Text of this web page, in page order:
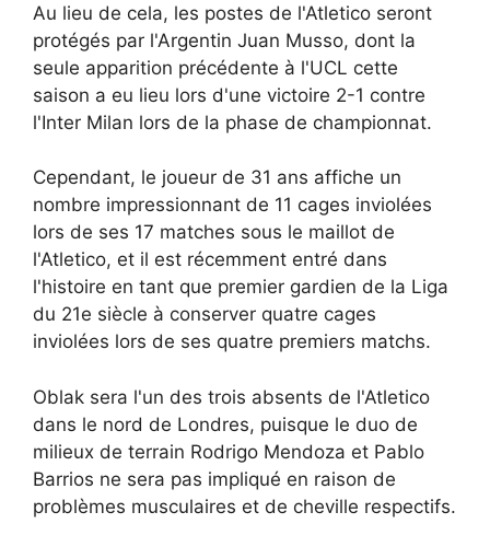
Au lieu de cela, les postes de l'Atletico seront
protégés par l'Argentin Juan Musso, dont la
seule apparition précédente à l'UCL cette
saison a eu lieu lors d'une victoire 2-1 contre
l'Inter Milan lors de la phase de championnat.
Cependant, le joueur de 31 ans affiche un
nombre impressionnant de 11 cages inviolées
lors de ses 17 matches sous le maillot de
l'Atletico, et il est récemment entré dans
l'histoire en tant que premier gardien de la Liga
du 21e siècle à conserver quatre cages
inviolées lors de ses quatre premiers matchs.
Oblak sera l'un des trois absents de l'Atletico
dans le nord de Londres, puisque le duo de
milieux de terrain Rodrigo Mendoza et Pablo
Barrios ne sera pas impliqué en raison de
problèmes musculaires et de cheville respectifs.